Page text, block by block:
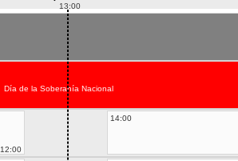
13:00
Día de la Soberanía Nacional
12:00
14:00